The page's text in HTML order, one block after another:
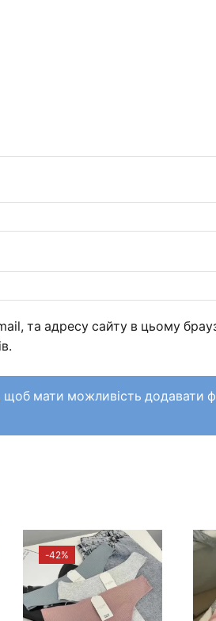
та адресу сайту в цьому
щоб мати можливість додавати
-42%